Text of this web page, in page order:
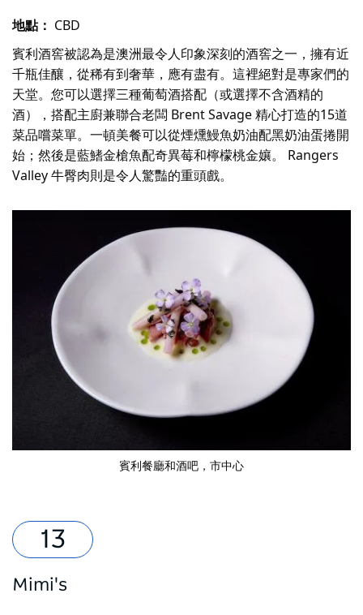
地點： CBD
賓利酒窖被認為是澳洲最令人印象深刻的酒窖之一，擁有近
千瓶佳釀，從稀有到奢華，應有盡有。這裡絕對是專家們的
天堂。您可以選擇三種葡萄酒搭配（或選擇不含酒精的
酒），搭配主廚兼聯合老闆 Brent Savage 精心打造的15道
菜品嚐菜單。一頓美餐可以從煙燻鰻魚奶油配黑奶油蛋捲開
始；然後是藍鰭金槍魚配奇異莓和檸檬桃金孃。 Rangers
Valley 牛臀肉則是令人驚豔的重頭戲。
賓利餐廳和酒吧 ，市中心
Mimi's